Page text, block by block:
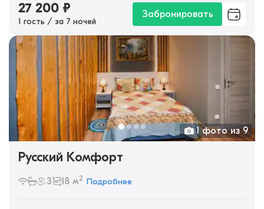
27 200 ₽
1 гость / за 7 ночей
Забронировать
1 фото из 9
Русский Комфорт
3 18 м2 Подробнее